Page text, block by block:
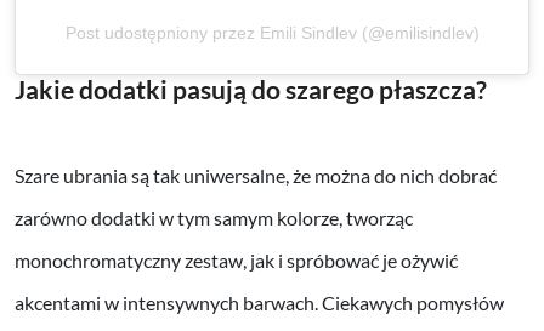
Post udostępniony przez Emili Sindlev (@emilisindlev)
Jakie dodatki pasują do szarego płaszcza?
Szare ubrania są tak uniwersalne, że można do nich dobrać
zarówno dodatki w tym samym kolorze, tworząc
monochromatyczny zestaw, jak i spróbować je ożywić
akcentami w intensywnych barwach. Ciekawych pomysłów